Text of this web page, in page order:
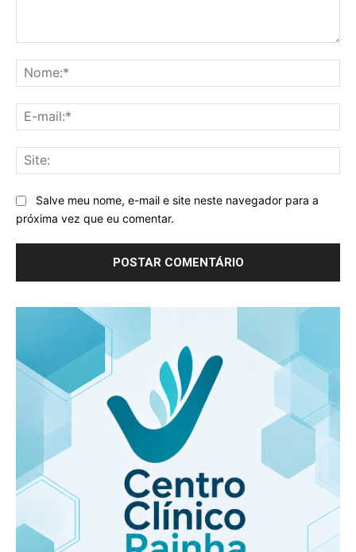
Salve meu nome, e-mail e site neste navegador para a
próxima vez que eu comentar.